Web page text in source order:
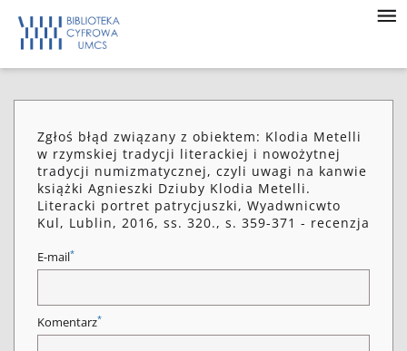
Zgłoś błąd związany z obiektem: Klodia Metelli
w rzymskiej tradycji literackiej i nowożytnej
tradycji numizmatycznej, czyli uwagi na kanwie
książki Agnieszki Dziuby Klodia Metelli.
Literacki portret patrycjuszki, Wyadwnicwto
Kul, Lublin, 2016, ss. 320., s. 359-371 - recenzja
E-mail*
Komentarz*